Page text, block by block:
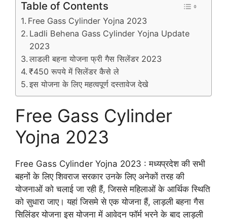
Table of Contents
Free Gass Cylinder Yojna 2023
Ladli Behena Gass Cylinder Yojna Update
2023
लाडली बहना योजना फ्री गैस सिलेंडर 2023
₹450 रूपये में सिलेंडर कैसे ले
इस योजना के लिए महत्वपूर्ण दस्तावेज देखे
Free Gass Cylinder
Yojna 2023
Free Gass Cylinder Yojna 2023 : मध्यप्रदेश की सभी
बहनों के लिए शिवराज सरकार उनके लिए अनेकों तरह की
योजनाओं को चलाई जा रही हैं, जिससे महिलाओं के आर्थिक स्थिति
को सुधारा जाए। यहां जिसमे से एक योजना हैं, लाड़ली बहना गैस
सिलिंडर योजना इस योजना में आवेदन फॉर्म भरने के बाद लाड़ली